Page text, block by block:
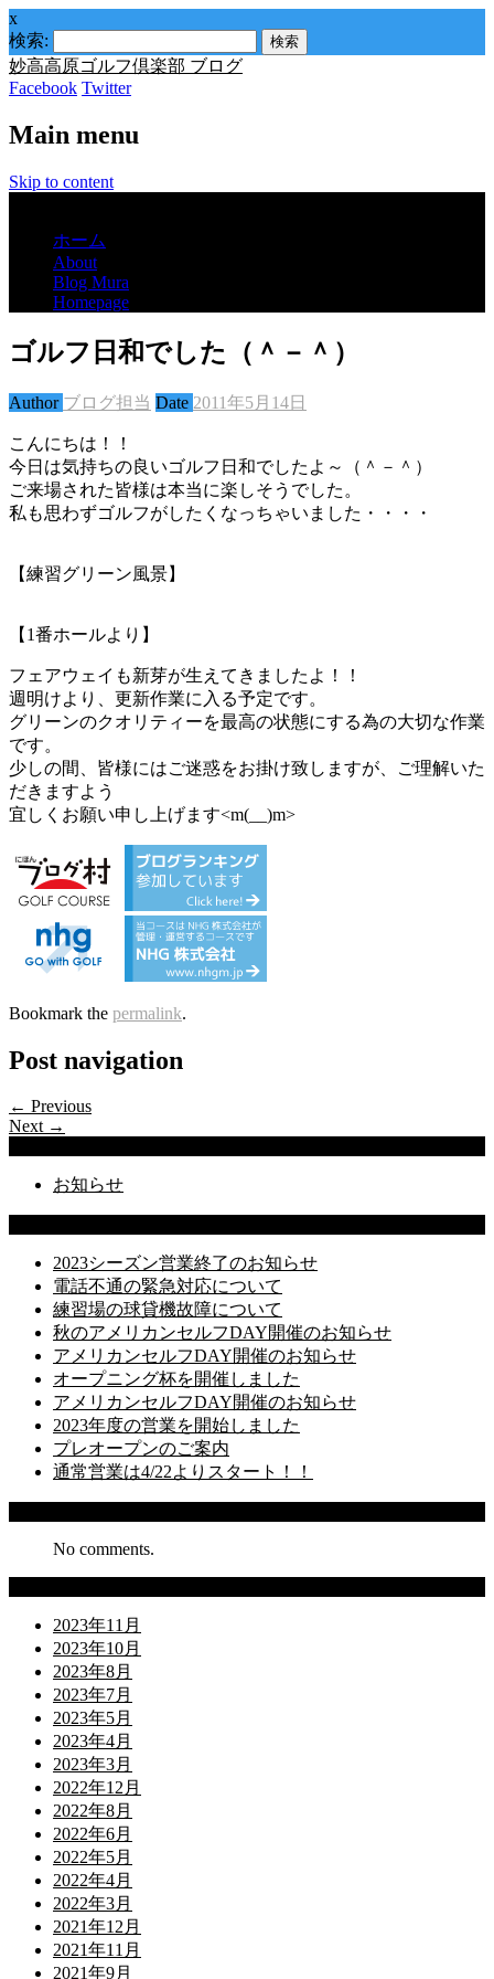
x
検索:
妙高高原ゴルフ倶楽部 ブログ
Facebook Twitter
Main menu
Skip to content
ホーム
About
Blog Mura
Homepage
ゴルフ日和でした（＾－＾）
Author ブログ担当 Date 2011年5月14日
こんにちは！！
今日は気持ちの良いゴルフ日和でしたよ～（＾－＾）
ご来場された皆様は本当に楽しそうでした。
私も思わずゴルフがしたくなっちゃいました・・・・
【練習グリーン風景】
【1番ホールより】
フェアウェイも新芽が生えてきましたよ！！
週明けより、更新作業に入る予定です。
グリーンのクオリティーを最高の状態にする為の大切な作業
です。
少しの間、皆様にはご迷惑をお掛け致しますが、ご理解いた
だきますよう
宜しくお願い申し上げます<m(__)m>
Bookmark the permalink.
Post navigation
← Previous
Next →
お知らせ
2023シーズン営業終了のお知らせ
電話不通の緊急対応について
練習場の球貸機故障について
秋のアメリカンセルフDAY開催のお知らせ
アメリカンセルフDAY開催のお知らせ
オープニング杯を開催しました
アメリカンセルフDAY開催のお知らせ
2023年度の営業を開始しました
プレオープンのご案内
通常営業は4/22よりスタート！！
No comments.
2023年11月
2023年10月
2023年8月
2023年7月
2023年5月
2023年4月
2023年3月
2022年12月
2022年8月
2022年6月
2022年5月
2022年4月
2022年3月
2021年12月
2021年11月
2021年9月